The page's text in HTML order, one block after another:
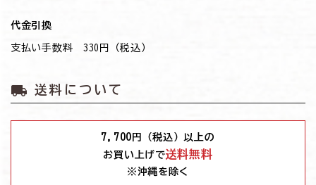
代金引換
支払い手数料 330円（税込）
local_shipping 送料について
7,700 円（税込）以上の
お買い上げで送料無料
※沖縄を除く